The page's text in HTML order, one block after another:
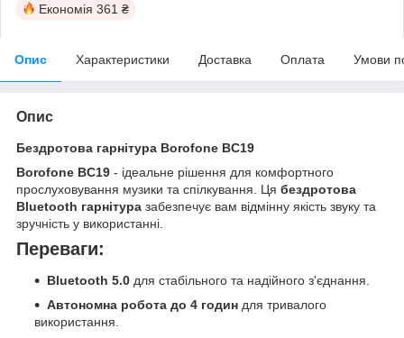
Економія 361 ₴
Опис Характеристики Доставка Оплата Умови
Опис
Бездротова гарнітура Borofone BC19
Borofone BC19 - ідеальне рішення для комфортного
прослуховування музики та спілкування. Ця бездротова
Bluetooth гарнітура забезпечує вам відмінну якість звуку та
зручність у використанні.
Переваги:
Bluetooth 5.0 для стабільного та надійного з'єднання.
Автономна робота до 4 годин для тривалого
використання.